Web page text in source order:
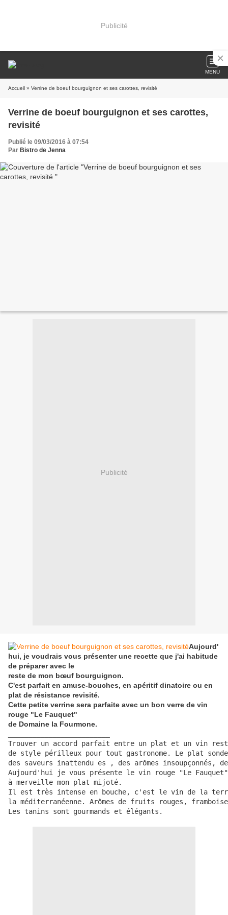
Publicité
MENU
Accueil » Verrine de boeuf bourguignon et ses carottes, revisité
Verrine de boeuf bourguignon et ses carottes,
revisité
Publié le 09/03/2016 à 07:54
Par Bistro de Jenna
Publicité
Aujourd'
hui, je voudrais vous présenter une recette que j'ai habitude
de préparer avec le
reste de mon bœuf bourguignon.
C'est parfait en amuse-bouches, en apéritif dinatoire ou en
plat de résistance revisité.
Cette petite verrine sera parfaite avec un bon verre de vin
rouge "Le Fauquet"
de Domaine la Fourmone.
Trouver un accord parfait entre un plat et un vin
de style périlleux pour tout gastronome. Le plat
des saveurs inattendu es , des arômes insoupçonnés,
Aujourd'hui je vous présente le vin rouge "Le Fauquet"
à merveille mon plat mijoté.
Il est très intense en bouche, c'est le vin de la
la méditerranéenne. Arômes de fruits rouges,
Les tanins sont gourmands et élégants.